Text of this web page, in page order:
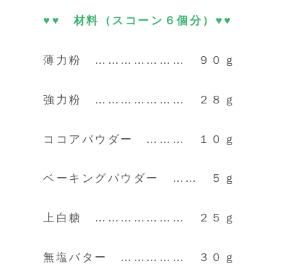
♥♥ 材料（スコーン６個分）♥♥
薄力粉 ………………… ９０ｇ
強力粉 ………………… ２８ｇ
ココアパウダー ……… １０ｇ
ベーキングパウダー …… ５ｇ
上白糖 ………………… ２５ｇ
無塩バター …………… ３０ｇ